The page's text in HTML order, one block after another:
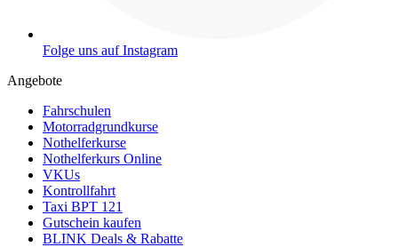
Folge uns auf Instagram
Angebote
Fahrschulen
Motorradgrundkurse
Nothelferkurse
Nothelferkurs Online
VKUs
Kontrollfahrt
Taxi BPT 121
Gutschein kaufen
BLINK Deals & Rabatte